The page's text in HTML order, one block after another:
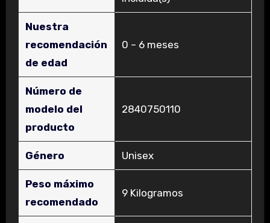
Nuestra
recomendación
de edad
‎0 – 6 meses
Número de
modelo del
producto
‎2840750110
Género ‎Unisex
Peso máximo
recomendado
‎9 Kilogramos